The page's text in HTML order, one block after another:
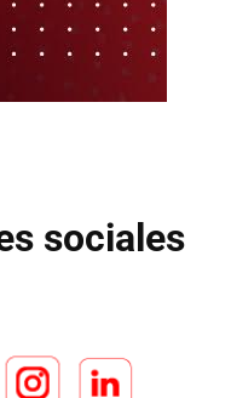
sociales